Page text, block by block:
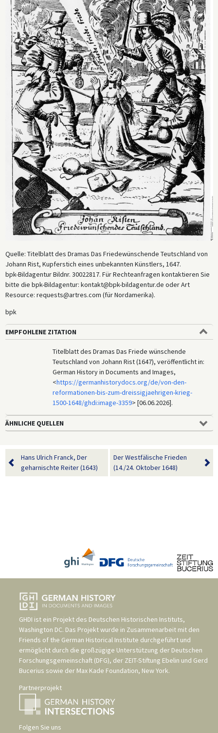
Quelle: Titelblatt des Dramas Das Friedewünschende Teutschland von
Johann Rist, Kupferstich eines unbekannten Künstlers, 1647.
bpk-Bildagentur Bildnr. 30022817. Für Rechteanfragen kontaktieren Sie
bitte die bpk-Bildagentur: kontakt@bpk-bildagentur.de oder Art
Resource: requests@artres.com (für Nordamerika).
bpk
EMPFOHLENE ZITATION
Titelblatt des Dramas Das Friede wünschende
Teutschland von Johann Rist (1647), veröffentlicht in:
German History in Documents and Images,
<https://germanhistorydocs.org/de/von-den-
reformationen-bis-zum-dreissigjaehrigen-krieg-
1500-1648/ghdi:image-3359> [06.06.2026].
ÄHNLICHE QUELLEN
Hans Ulrich Franck, Der
geharnischte Reiter (1643)
Der Westfälische Frieden
(14./24. Oktober 1648)
GHDI ist ein Projekt des Deutschen Historischen Instituts,
Washington DC. Das Projekt wurde in Zusammenarbeit mit den
Friends of the German Historical Institute durchgeführt und
ermöglicht durch die großzügige Unterstützung der Deutschen
Forschungsgemeinschaft (DFG), der ZEIT-Stiftung Ebelin und Gerd
Bucerius sowie der Max Kade Foundation, New York.
Partnerprojekt
Folgen Sie uns